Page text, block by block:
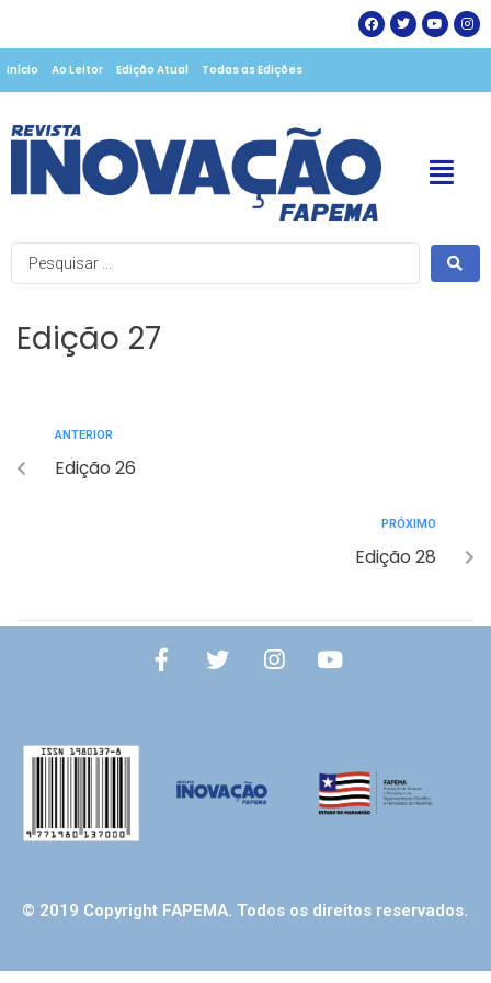
Início Ao Leitor Edição Atual Todas as Edições
Edição 27
ANTERIOR
Edição 26
PRÓXIMO
Edição 28
© 2019 Copyright FAPEMA. Todos os direitos reservados.